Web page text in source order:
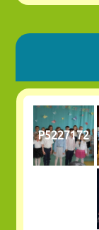
P5227172